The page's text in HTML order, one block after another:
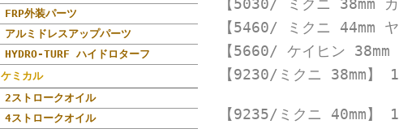
FRP外装パーツ
アルミドレスアップパーツ
HYDRO-TURF ハイドロターフ
ケミカル
2ストロークオイル
4ストロークオイル
【5460/ ミクニ 44mm
【5660/ ケイヒン
【9230/ミクニ 38mm】
【9235/ミクニ 40mm】